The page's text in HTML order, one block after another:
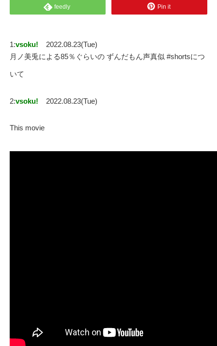
feedly Pin it
1:vsoku!
2022.08.23(Tue)
月ノ美兎による85％ぐらいの ずんだもん声真似 #shortsにつ
いて
2:vsoku! 2022.08.23(Tue)
This movie